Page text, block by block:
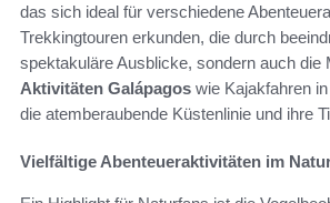
das sich ideal für verschiedene
Trekkingtouren erkunden, die durch
spektakuläre Ausblicke, sondern auch die
Aktivitäten Galápagos wie Kajakfahren
die atemberaubende Küstenlinie und ihre
Vielfältige Abenteueraktivitäten im